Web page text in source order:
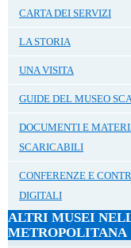
CARTA DEI SERVIZI
LA STORIA
UNA VISITA
GUIDE DEL MUSEO
DOCUMENTI E
SCARICABILI
CONFERENZE E
DIGITALI
ALTRI MUSEI
METROPOLITANA